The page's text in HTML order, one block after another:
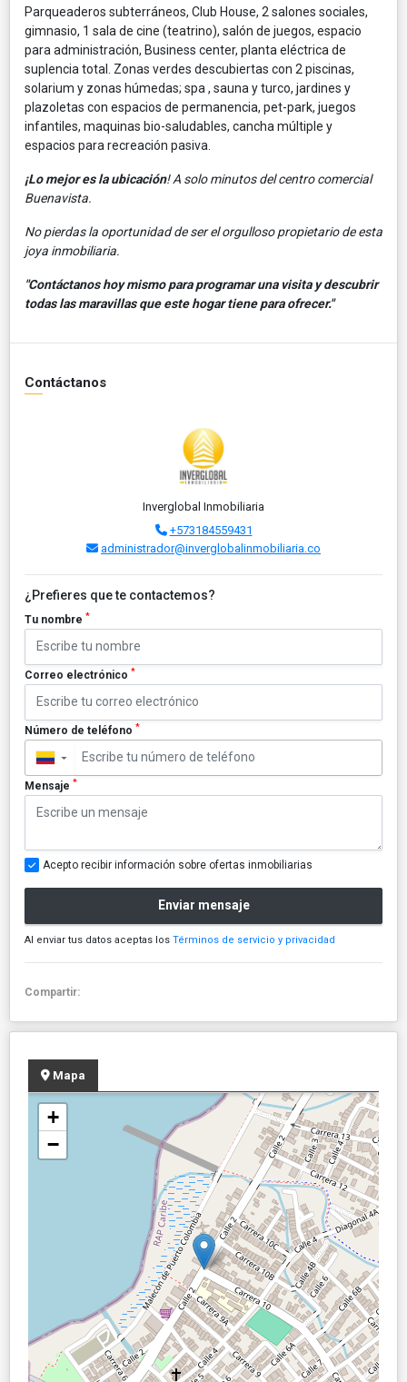
Parqueaderos subterráneos, Club House, 2 salones sociales,
gimnasio, 1 sala de cine (teatrino), salón de juegos, espacio
para administración, Business center, planta eléctrica de
suplencia total. Zonas verdes descubiertas con 2 piscinas,
solarium y zonas húmedas; spa , sauna y turco, jardines y
plazoletas con espacios de permanencia, pet-park, juegos
infantiles, maquinas bio-saludables, cancha múltiple y
espacios para recreación pasiva.
¡Lo mejor es la ubicación! A solo minutos del centro comercial
Buenavista.
No pierdas la oportunidad de ser el orgulloso propietario de esta
joya inmobiliaria.
"Contáctanos hoy mismo para programar una visita y descubrir
todas las maravillas que este hogar tiene para ofrecer."
Contáctanos
Inverglobal Inmobiliaria
+573184559431
administrador@inverglobalinmobiliaria.co
¿Prefieres que te contactemos?
Tu nombre *
Correo electrónico *
Número de teléfono *
▼
Mensaje *
Acepto recibir información sobre ofertas inmobiliarias
Enviar mensaje
Al enviar tus datos aceptas los Términos de servicio y privacidad
Compartir:
Mapa
+
−